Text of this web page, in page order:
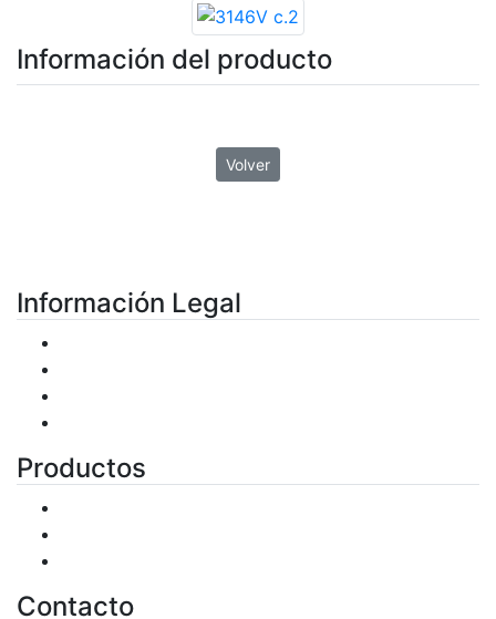
Información del producto
Volver
Información Legal
Productos
Contacto